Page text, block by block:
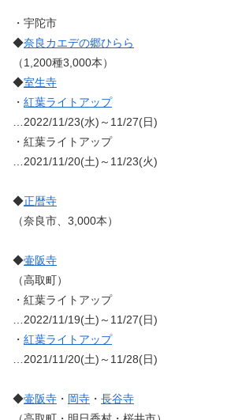
・宇陀市
◆奈良カエデの郷ひらら
（1,200種3,000本）
◆室生寺
・ 紅葉ライトアップ
…2022/11/23(水)～11/27(日)
・紅葉ライトアップ
…2021/11/20(土)～11/23(火)
◆正暦寺
（奈良市、3,000本）
◆壷阪寺
（高取町）
・紅葉ライトアップ
…2022/11/19(土)～11/27(日)
・ 紅葉ライトアップ
…2021/11/20(土)～11/28(日)
◆壷阪寺 ・ 岡寺 ・ 長谷寺